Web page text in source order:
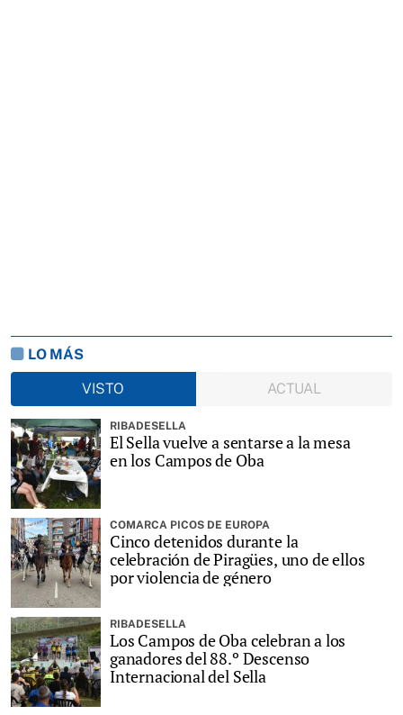
LO MÁS
VISTO
ACTUAL
RIBADESELLA
El Sella vuelve a sentarse a la mesa
en los Campos de Oba
COMARCA PICOS DE EUROPA
Cinco detenidos durante la
celebración de Piragües, uno de ellos
por violencia de género
RIBADESELLA
Los Campos de Oba celebran a los
ganadores del 88.º Descenso
Internacional del Sella